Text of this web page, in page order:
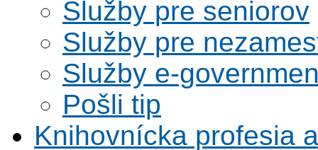
Služby pre seniorov
Služby pre
Služby e-
Pošli tip
Knihovnícka profesia